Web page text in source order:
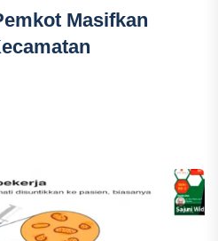
Masifkan